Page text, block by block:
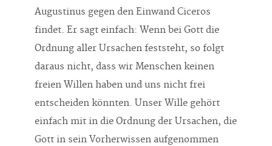
Augustinus gegen den Einwand Ciceros
findet. Er sagt einfach: Wenn bei Gott die
Ordnung aller Ursachen feststeht, so folgt
daraus nicht, dass wir Menschen keinen
freien Willen haben und uns nicht frei
entscheiden könnten. Unser Wille gehört
einfach mit in die Ordnung der Ursachen, die
Gott in sein Vorherwissen aufgenommen